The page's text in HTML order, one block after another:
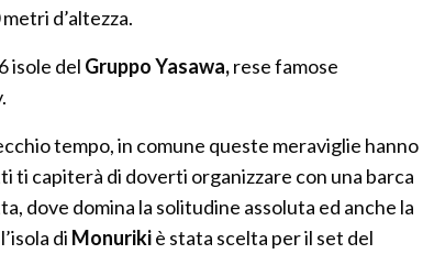
d’altezza.
isole del Gruppo Yasawa,rese famose
tempo, in comune queste meraviglie hanno
ti capiterà di doverti organizzare con una barca
dove domina la solitudine assoluta ed anche la
di Monurikiè stata scelta per il set del